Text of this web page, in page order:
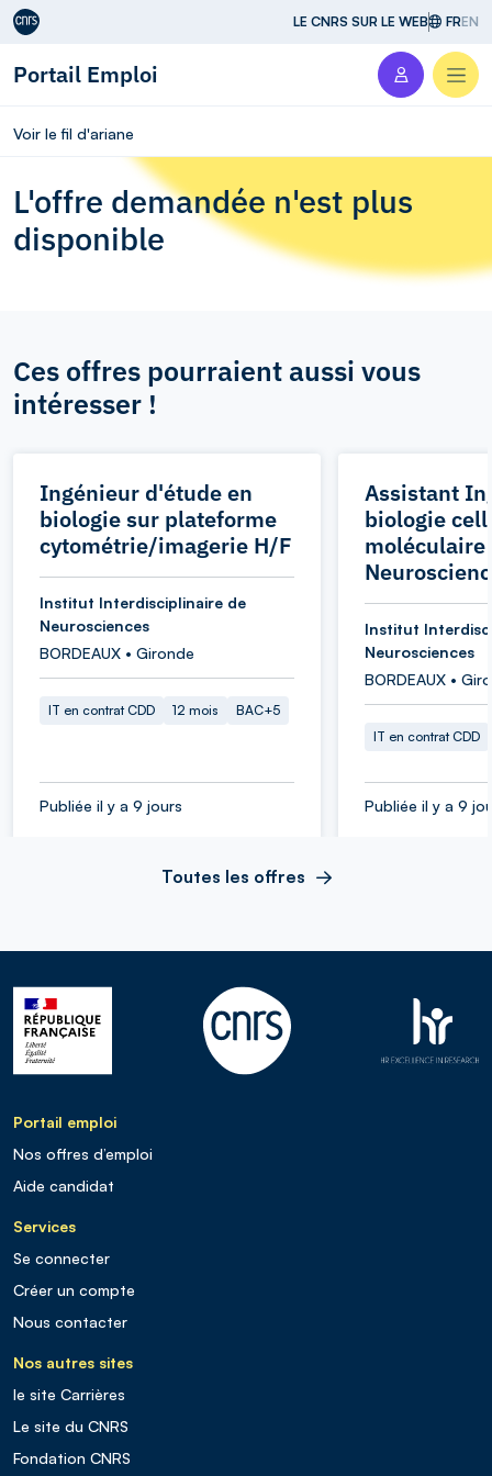
Aller au contenu LE CNRS SUR LE WEB FREN
Portail Emploi
Voir le fil d'ariane
L'offre demandée n'est plus
disponible
Ces offres pourraient aussi vous
intéresser !
Ingénieur d'étude en
biologie sur plateforme
cytométrie/imagerie H/F
Institut Interdisciplinaire de
Neurosciences
BORDEAUX • Gironde
IT en contrat CDD 12 mois BAC+5
Publiée il y a 9 jours
Assistant
biologie
moléculaire
Institut
Neurosciences
BORDEAUX •
IT en contrat CDD
Publiée il y a 9
Toutes les offres
Portail emploi
Nos offres d’emploi
Aide candidat
Services
Se connecter
Créer un compte
Nous contacter
Nos autres sites
le site Carrières
Le site du CNRS
Fondation CNRS